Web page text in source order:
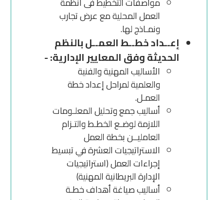
العمل المحلية مع عرض تجارب
ونمـاذج لها.
إعــداد خطــط العمــل بالنظم
الحديثة وفق المعايير الإدارية: -
الأساليب المهنية والفنية
والعلمية لمراحل إعداد خطة
العمـل.
أساليب جمع وتحليل المعلـومات
اللازمة لوضـع الخطـط والتـزام
العامليــن بخطة العمل
الاستراتيجيات العشرة في تبسيط
إجراءات العمل (استراتيجيات
الإدارة البريطانية المهنية)
أساليب صياغة أهداف خطـة